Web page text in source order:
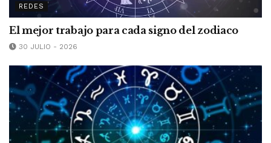
REDES
El mejor trabajo para cada signo del zodiaco
30 JULIO - 2026